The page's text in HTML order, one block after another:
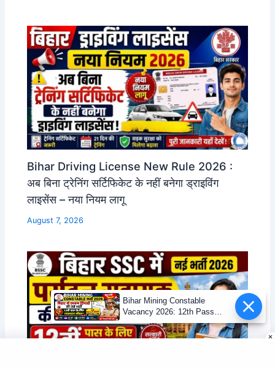
Bihar Driving License New Rule 2026 :
अब बिना ट्रेनिंग सर्टिफिकेट के नहीं बनेगा ड्राइविंग
लाइसेंस – नया नियम लागू
August 7, 2026
Bihar Mining Constable
Vacancy 2026: 12th Pass
Mining Sipahi Bharti
Notification